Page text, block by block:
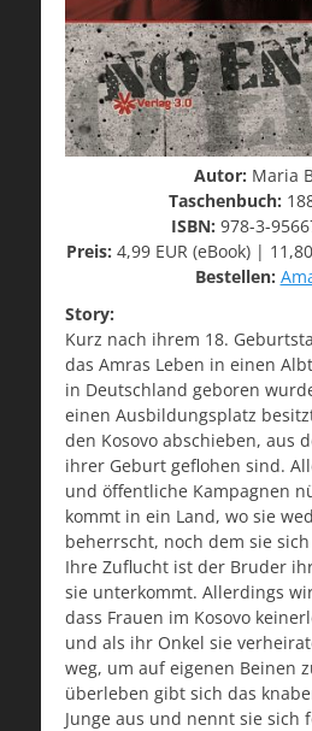
Autor: Maria
Taschenbuch:
ISBN: 978-3-
Preis: 4,99 EUR (eBook) |
Bestellen:
Story:
Kurz nach ihrem 18.
das Amras Leben in einen
in Deutschland geboren
einen Ausbildungsplatz
den Kosovo abschieben, aus
ihrer Geburt geflohen sind.
und öffentliche Kampagnen
kommt in ein Land, wo sie
beherrscht, noch dem sie
Ihre Zuflucht ist der Bruder
sie unterkommt. Allerdings
dass Frauen im Kosovo
und als ihr Onkel sie
weg, um auf eigenen Beinen
überleben gibt sich das
Junge aus und nennt sie sich